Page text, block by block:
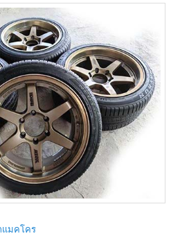
มคโคร